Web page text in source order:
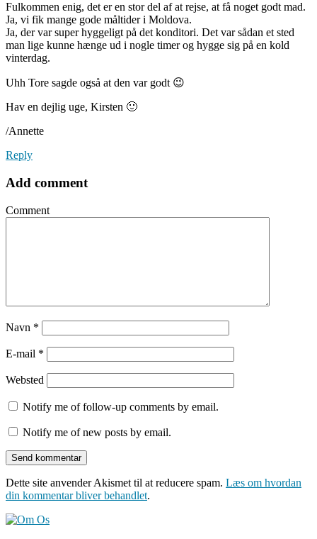
Fulkommen enig, det er en stor del af at rejse, at få noget godt mad.
Ja, vi fik mange gode måltider i Moldova.
Ja, der var super hyggeligt på det konditori. Det var sådan et sted
man lige kunne hænge ud i nogle timer og hygge sig på en kold
vinterdag.
Uhh Tore sagde også at den var godt 😉
Hav en dejlig uge, Kirsten 🙂
/Annette
Reply
Add comment
Comment
Navn *
E-mail *
Websted
Notify me of follow-up comments by email.
Notify me of new posts by email.
Dette site anvender Akismet til at reducere spam. Læs om hvordan
din kommentar bliver behandlet.